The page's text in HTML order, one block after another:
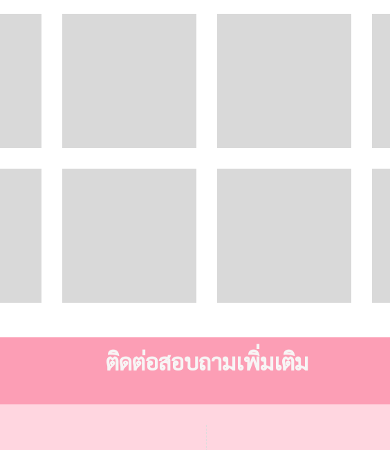
ติดต่อสอบถามเพิ่มเติม